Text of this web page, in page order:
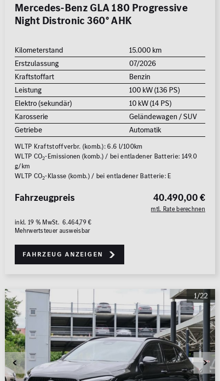
Mercedes-Benz GLA 180 Progressive
Night Distronic 360° AHK
Kilometerstand
15.000 km
Erstzulassung
07/2026
Kraftstoffart
Benzin
Leistung
100 kW (136 PS)
Elektro (sekundär)
10 kW (14 PS)
Karosserie
Geländewagen / SUV
Getriebe
Automatik
WLTP Kraftstoffverbr. (komb.): 6.6 l/100km
WLTP CO2-Emissionen (komb.) / bei entladener Batterie: 149.0
g/km
WLTP CO2-Klasse (komb.) / bei entladener Batterie: E
40.490,00 €
mtl. Rate berechnen
Fahrzeugpreis
inkl. 19 % MwSt. 6.464,79 €
Mehrwertsteuer ausweisbar
Fahrzeug anzeigen
1/22